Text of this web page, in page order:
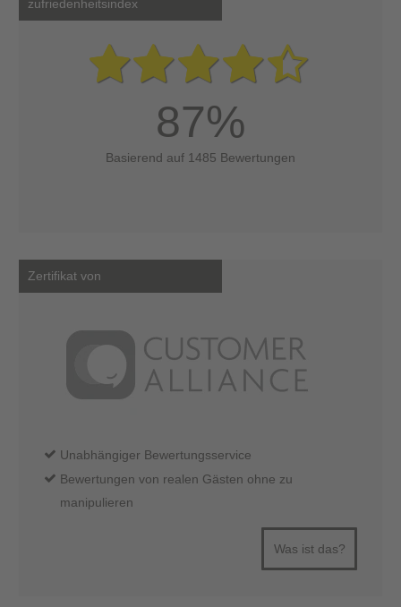
zufriedenheitsindex
87%
Basierend auf 1485 Bewertungen
Zertifikat von
Unabhängiger Bewertungsservice
Bewertungen von realen Gästen ohne zu
manipulieren
Was ist das?